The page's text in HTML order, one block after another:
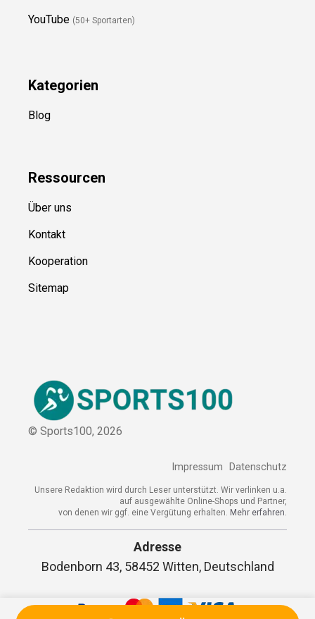
YouTube (50+ Sportarten)
Kategorien
Blog
Ressourcen
Über uns
Kontakt
Kooperation
Sitemap
© Sports100, 2026
Impressum Datenschutz
Unsere Redaktion wird durch Leser unterstützt. Wir verlinken u.a.
auf ausgewählte Online-Shops und Partner,
von denen wir ggf. eine Vergütung erhalten. Mehr erfahren.
Adresse
Bodenborn 43, 58452 Witten, Deutschland